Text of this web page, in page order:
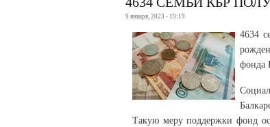
9 января, 2023 - 19:19
4634
фонда
Такую меру поддержки фонд